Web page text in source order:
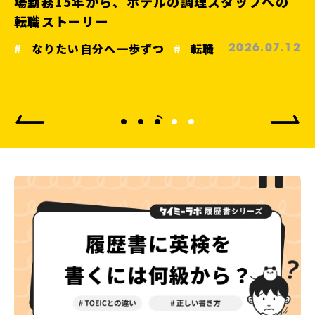
転職ストーリー
なりたい自分へ一歩ずつ 転職 2026.07.12